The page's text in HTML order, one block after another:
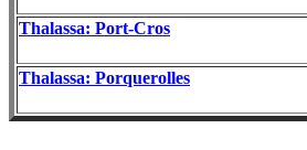
Thalassa: Port-Cros
Thalassa: Porquerolles